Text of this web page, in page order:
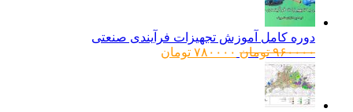
دوره کامل آموزش تجهیزات فرآیندی صنعتی
۹۶۰۰۰۰ تومانقیمت
۷۸۰۰۰۰ تومانقیمت